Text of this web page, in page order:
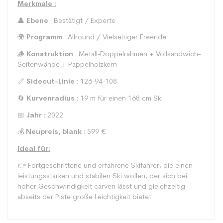
Merkmale :
👤 Ebene : Bestätigt / Experte
🌍 Programm : Allround / Vielseitiger Freeride
🪵 Konstruktion : Metall-Doppelrahmen + Vollsandwich-
Seitenwände + Pappelholzkern
📏 Sidecut-Linie : 126-94-108
🔄 Kurvenradius : 19 m für einen 168 cm Ski
📅 Jahr : 2022
💰 Neupreis, blank : 599 €
Ideal für:
👉 Fortgeschrittene und erfahrene Skifahrer, die einen
leistungsstarken und stabilen Ski wollen, der sich bei
hoher Geschwindigkeit carven lässt und gleichzeitig
abseits der Piste große Leichtigkeit bietet.